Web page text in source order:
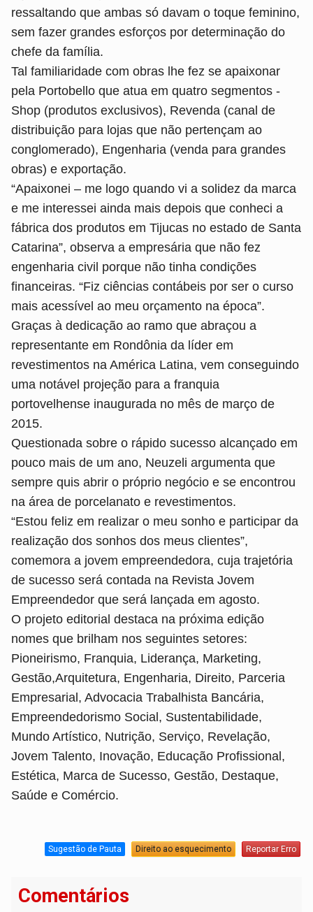
ressaltando que ambas só davam o toque feminino,
sem fazer grandes esforços por determinação do
chefe da família.
Tal familiaridade com obras lhe fez se apaixonar
pela Portobello que atua em quatro segmentos -
Shop (produtos exclusivos), Revenda (canal de
distribuição para lojas que não pertençam ao
conglomerado), Engenharia (venda para grandes
obras) e exportação.
“Apaixonei – me logo quando vi a solidez da marca
e me interessei ainda mais depois que conheci a
fábrica dos produtos em Tijucas no estado de Santa
Catarina”, observa a empresária que não fez
engenharia civil porque não tinha condições
financeiras. “Fiz ciências contábeis por ser o curso
mais acessível ao meu orçamento na época”.
Graças à dedicação ao ramo que abraçou a
representante em Rondônia da líder em
revestimentos na América Latina, vem conseguindo
uma notável projeção para a franquia
portovelhense inaugurada no mês de março de
2015.
Questionada sobre o rápido sucesso alcançado em
pouco mais de um ano, Neuzeli argumenta que
sempre quis abrir o próprio negócio e se encontrou
na área de porcelanato e revestimentos.
“Estou feliz em realizar o meu sonho e participar da
realização dos sonhos dos meus clientes”,
comemora a jovem empreendedora, cuja trajetória
de sucesso será contada na Revista Jovem
Empreendedor que será lançada em agosto.
O projeto editorial destaca na próxima edição
nomes que brilham nos seguintes setores:
Pioneirismo, Franquia, Liderança, Marketing,
Gestão,Arquitetura, Engenharia, Direito, Parceria
Empresarial, Advocacia Trabalhista Bancária,
Empreendedorismo Social, Sustentabilidade,
Mundo Artístico, Nutrição, Serviço, Revelação,
Jovem Talento, Inovação, Educação Profissional,
Estética, Marca de Sucesso, Gestão, Destaque,
Saúde e Comércio.
Sugestão de Pauta Direito ao esquecimento Reportar Erro
Comentários